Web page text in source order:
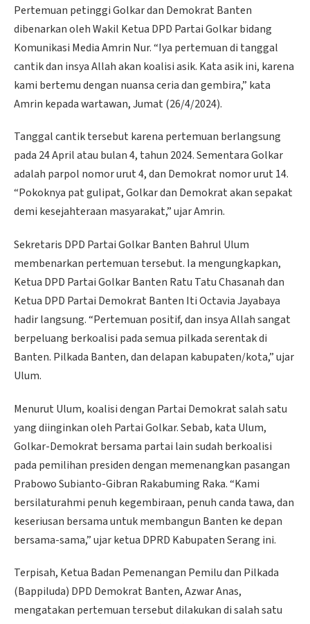
Pertemuan petinggi Golkar dan Demokrat Banten
dibenarkan oleh Wakil Ketua DPD Partai Golkar bidang
Komunikasi Media Amrin Nur. “Iya pertemuan di tanggal
cantik dan insya Allah akan koalisi asik. Kata asik ini, karena
kami bertemu dengan nuansa ceria dan gembira,” kata
Amrin kepada wartawan, Jumat (26/4/2024).
Tanggal cantik tersebut karena pertemuan berlangsung
pada 24 April atau bulan 4, tahun 2024. Sementara Golkar
adalah parpol nomor urut 4, dan Demokrat nomor urut 14.
“Pokoknya pat gulipat, Golkar dan Demokrat akan sepakat
demi kesejahteraan masyarakat,” ujar Amrin.
Sekretaris DPD Partai Golkar Banten Bahrul Ulum
membenarkan pertemuan tersebut. Ia mengungkapkan,
Ketua DPD Partai Golkar Banten Ratu Tatu Chasanah dan
Ketua DPD Partai Demokrat Banten Iti Octavia Jayabaya
hadir langsung. “Pertemuan positif, dan insya Allah sangat
berpeluang berkoalisi pada semua pilkada serentak di
Banten. Pilkada Banten, dan delapan kabupaten/kota,” ujar
Ulum.
Menurut Ulum, koalisi dengan Partai Demokrat salah satu
yang diinginkan oleh Partai Golkar. Sebab, kata Ulum,
Golkar-Demokrat bersama partai lain sudah berkoalisi
pada pemilihan presiden dengan memenangkan pasangan
Prabowo Subianto-Gibran Rakabuming Raka. “Kami
bersilaturahmi penuh kegembiraan, penuh canda tawa, dan
keseriusan bersama untuk membangun Banten ke depan
bersama-sama,” ujar ketua DPRD Kabupaten Serang ini.
Terpisah, Ketua Badan Pemenangan Pemilu dan Pilkada
(Bappiluda) DPD Demokrat Banten, Azwar Anas,
mengatakan pertemuan tersebut dilakukan di salah satu